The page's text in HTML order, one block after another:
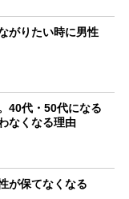
がりたい時に男性
40代・50代になる
なくなる理由
が保てなくなる